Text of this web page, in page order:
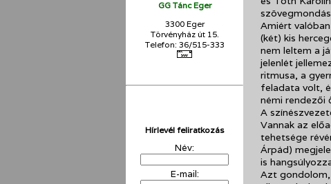
GG Tánc Eger
3300 Eger
Törvényház út 15.
Telefon: 36/515-333
Hírlevél feliratkozás
Név:
E-mail:
Amiért
(két) kis
nem leltem a
jelenlét
ritmusa, a
feladata volt,
némi rendezői
A
Vannak az
tehetsége
Árpád)
is
Azt gondolom,